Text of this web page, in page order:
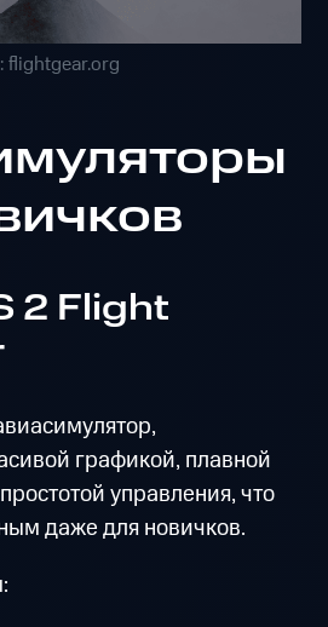
flightgear.org
2 Flight
графикой, плавной
управления, что
даже для новичков.